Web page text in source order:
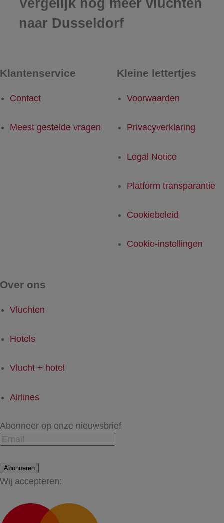
Vergelijk nog meer vluchten
naar Dusseldorf
Klantenservice
Contact
Meest gestelde vragen
Kleine lettertjes
Voorwaarden
Privacyverklaring
Legal Notice
Platform transparantie
Cookiebeleid
Cookie-instellingen
Over ons
Vluchten
Hotels
Vlucht + hotel
Airlines
Abonneer op onze nieuwsbrief
Abonneren
Wij accepteren: